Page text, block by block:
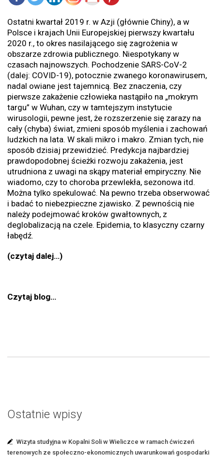
Ostatni kwartał 2019 r. w Azji (głównie Chiny), a w
Polsce i krajach Unii Europejskiej pierwszy kwartału
2020 r., to okres nasilającego się zagrożenia w
obszarze zdrowia publicznego. Niespotykany w
czasach najnowszych. Pochodzenie SARS-CoV-2
(dalej: COVID-19), potocznie zwanego koronawirusem,
nadal owiane jest tajemnicą. Bez znaczenia, czy
pierwsze zakażenie człowieka nastąpiło na „mokrym
targu” w Wuhan, czy w tamtejszym instytucie
wirusologii, pewne jest, że rozszerzenie się zarazy na
cały (chyba) świat, zmieni sposób myślenia i zachowań
ludzkich na lata. W skali mikro i makro. Zmian tych, nie
sposób dzisiaj przewidzieć. Predykcja najbardziej
prawdopodobnej ścieżki rozwoju zakażenia, jest
utrudniona z uwagi na skąpy materiał empiryczny. Nie
wiadomo, czy to choroba przewlekła, sezonowa itd.
Można tylko spekulować. Na pewno trzeba obserwować
i badać to niebezpieczne zjawisko. Z pewnością nie
należy podejmować kroków gwałtownych, z
deglobalizacją na czele. Epidemia, to klasyczny czarny
łabędź.
(czytaj dalej…)
Czytaj blog…
Ostatnie wpisy
Wizyta studyjna w Kopalni Soli w Wieliczce w ramach ćwiczeń
terenowych ze społeczno-ekonomicznych uwarunkowań gospodarki